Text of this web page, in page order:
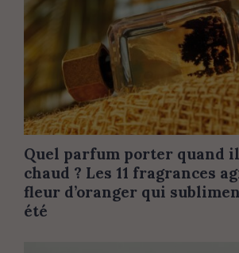
Quel parfum porter quand
chaud ? Les 11 fragrances
fleur d’oranger qui
été